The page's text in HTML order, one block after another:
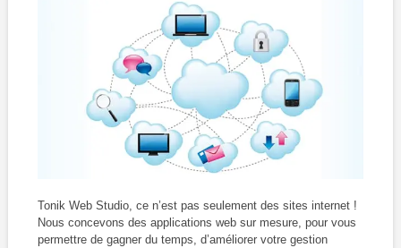
Tonik Web Studio, ce n’est pas seulement des sites internet !
Nous concevons des applications web sur mesure, pour vous
permettre de gagner du temps, d’améliorer votre gestion